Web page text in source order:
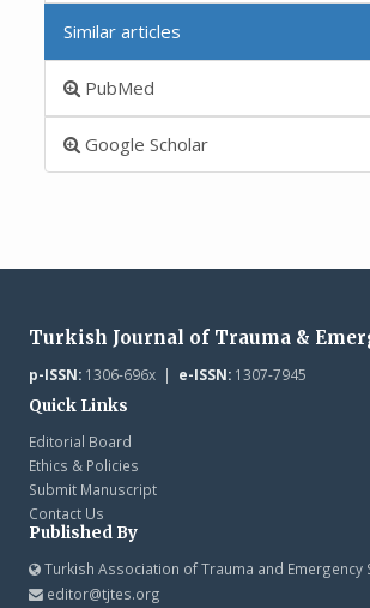
Similar articles
PubMed
Google Scholar
Turkish Journal of Trauma &
p-ISSN:1306-696x | e-ISSN:1307-7945
Quick Links
Editorial Board
Ethics & Policies
Submit Manuscript
Contact Us
Published By
Turkish Association of Trauma and Emergency
editor@tjtes.org